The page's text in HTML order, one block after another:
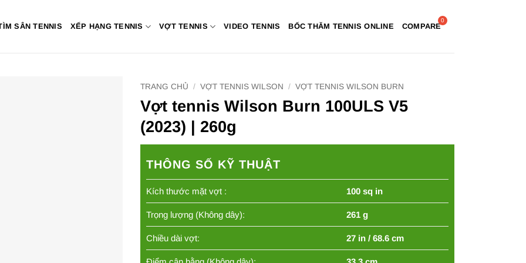
SÂN TENNIS XẾP HẠNG TENNIS VỢT TENNIS VIDEO TENNIS BỐC THĂM TENNIS ONLINE COMPARE
TRANG CHỦ / VỢT TENNIS WILSON / VỢT TENNIS WILSON BURN
Vợt tennis Wilson Burn 100ULS V5
(2023) | 260g
THÔNG SỐ KỸ THUẬT
Kích thước mặt vợt : 100 sq in
Trọng lượng (Không dây): 261 g
Chiều dài vợt: 27 in / 68.6 cm